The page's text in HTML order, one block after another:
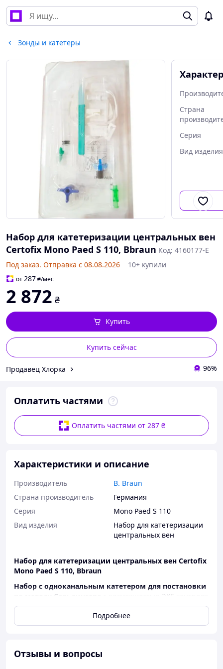
Зонды и катетеры
Страна
Серия
Вид изделия
Набор для катетеризации центральных вен
Certofix Mono Paed S 110, Bbraun Код: 4160177-E
Под заказ. Отправка с 08.08.2026
10+ купили
от287₴/мес
2 872 ₴
Купить сейчас
Купить
Продавец Хлорка 96%
Оплатить частями
Оплатить частями от 287 ₴
Характеристики и описание
Производитель
B. Braun
Страна производитель
Германия
Серия
Mono Paed S 110
Вид изделия
Набор для катетеризации
центральных вен
Набор для катетеризации центральных вен Certofix
Mono Paed S 110, Bbraun
Набор с одноканальным катетером для постановки
по методу Сельдингера
с возможностью ЭКГ-контроля
положения катетера для применения в педиатрии и
Изгибоустойчивый проводник с J-наконечником
Подробнее
Отзывы и вопросы